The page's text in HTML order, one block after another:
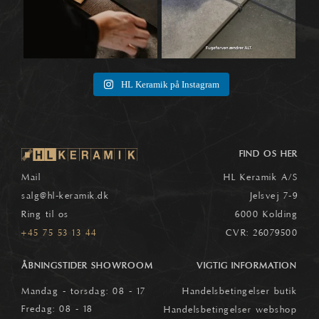
HL Keramik på Instagram
Mail
salg@hl-keramik.dk
Ring til os
+45 75 53 13 44
FIND OS HER
HL Keramik A/S
Jelsvej 7-9
6000 Kolding
CVR: 26079500
ÅBNINGSTIDER SHOWROOM
Mandag - torsdag: 08 - 17
Fredag: 08 - 18
VIGTIG INFORMATION
Handelsbetingelser butik
Handelsbetingelser webshop